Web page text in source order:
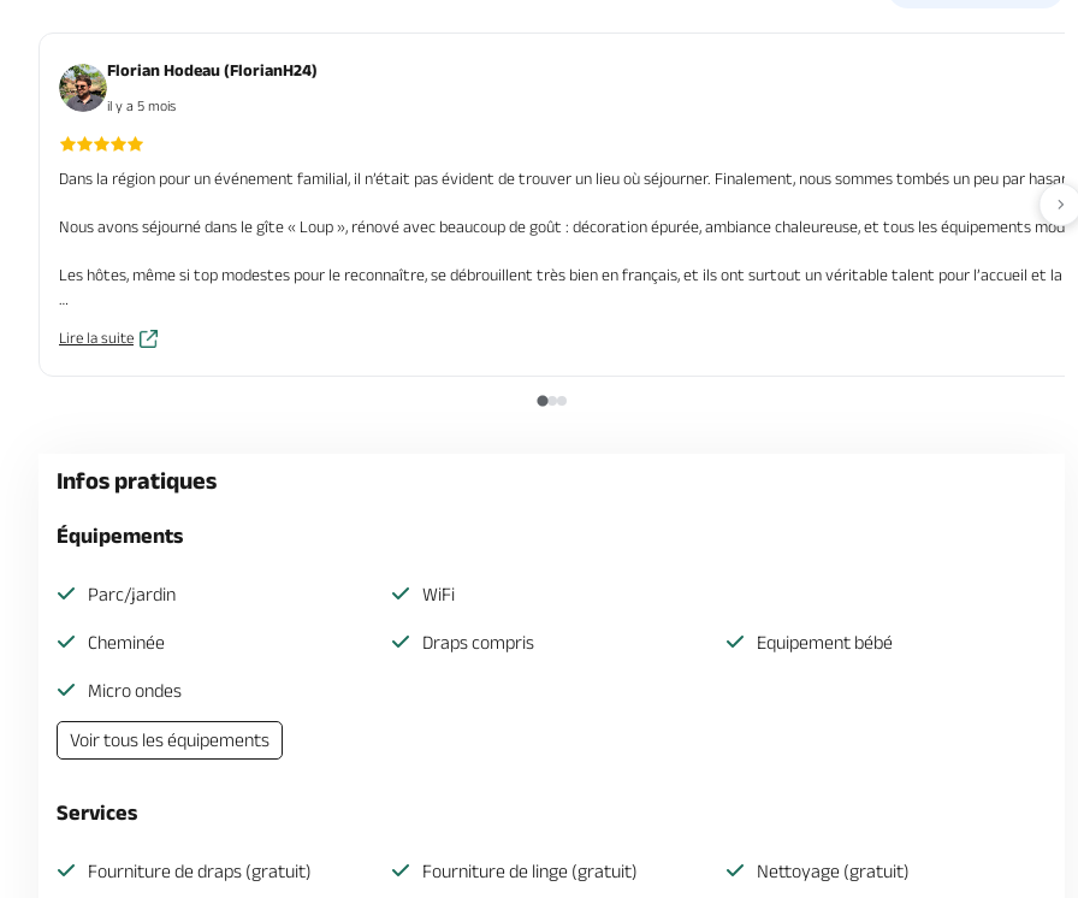
Florian Hodeau (FlorianH24)
il y a 5 mois
Dans la région pour un événement familial, il n’était pas évident de trouver un lieu où séjourner. Finalement, nous sommes tombés un peu par
Nous avons séjourné dans le gîte « Loup », rénové avec beaucoup de goût : décoration épurée, ambiance chaleureuse, et tous les équipements
Les hôtes, même si top modestes pour le reconnaître, se débrouillent très bien en français, et ils ont surtout un véritable talent pour l’accueil et la
Lire la suite
Infos pratiques
Équipements
Parc/jardin WiFi
Cheminée Draps compris Equipement bébé
Micro ondes
Voir tous les équipements
Services
Fourniture de draps (gratuit) Fourniture de linge (gratuit) Nettoyage (gratuit)